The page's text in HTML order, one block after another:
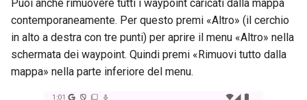
Puoi anche rimuovere tutti i waypoint caricati dalla mappa
contemporaneamente. Per questo premi «Altro» (il cerchio
in alto a destra con tre punti) per aprire il menu «Altro» nella
schermata dei waypoint. Quindi premi «Rimuovi tutto dalla
mappa» nella parte inferiore del menu.